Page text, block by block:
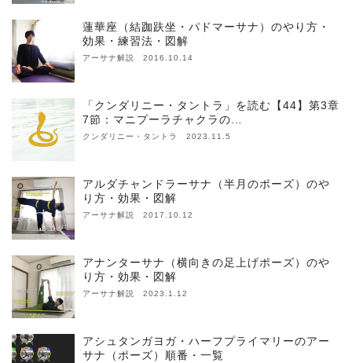
蓮華座（結跏趺坐・パドマーサナ）のやり方・
効果・練習法・図解
アーサナ解説 2016.10.14
「クンダリニー・タントラ」を読む【44】第3章
7節：マニプーラチャクラの…
クンダリニー・タントラ 2023.11.5
アルダチャンドラーサナ（半月のポーズ）のや
り方・効果・図解
アーサナ解説 2017.10.12
アナンターサナ（横向きの足上げポーズ）のや
り方・効果・図解
アーサナ解説 2023.1.12
アシュタンガヨガ・ハーフプライマリーのアー
サナ（ポーズ）順番・一覧